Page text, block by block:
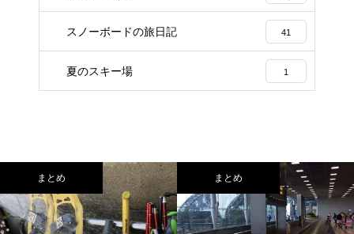
スノーボードの旅日記 41
夏のスキー場 1
まとめ まとめ